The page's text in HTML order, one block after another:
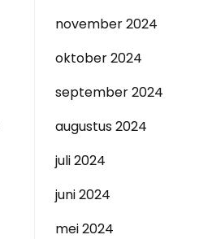
november 2024
oktober 2024
september 2024
augustus 2024
juli 2024
juni 2024
mei 2024